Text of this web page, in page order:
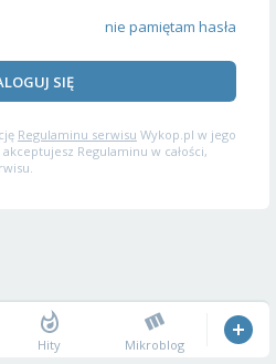
nie pamiętam hasła
SIĘ
Regulaminu serwisu Wykop.pl w jego
Regulaminu w całości,
Hity Mikroblog